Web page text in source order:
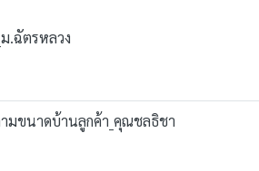
.ฉัตรหลวง
มขนาดบ้านลูกค้า_คุณชลธิชา